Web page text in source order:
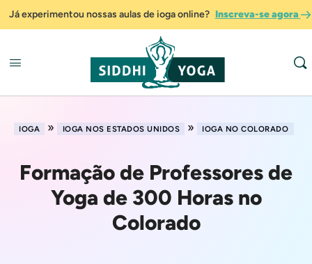
Já experimentou nossas aulas de ioga online? Inscreva-se agora
IOGA » IOGA NOS ESTADOS UNIDOS » IOGA NO COLORADO
Formação de Professores de
Yoga de 300 Horas no
Colorado